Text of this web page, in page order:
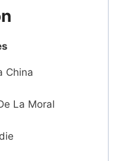
La China
De La Moral
A Nadie